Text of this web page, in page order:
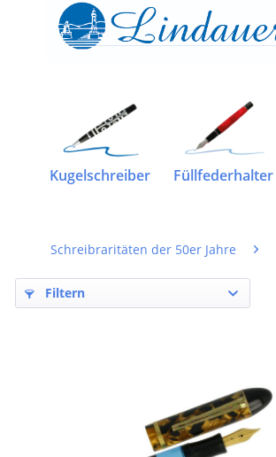
Kugelschreiber Füllfederhalter
Schreibraritäten der 50er Jahre
Filtern